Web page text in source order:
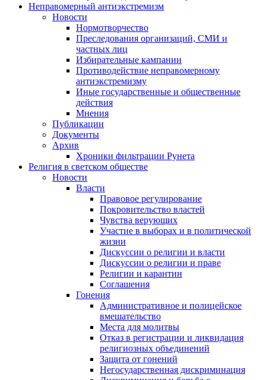
Неправомерный антиэкстремизм
Новости
Нормотворчество
Преследования организаций, СМИ и
частных лиц
Избирательные кампании
Противодействие неправомерному
антиэкстремизму
Иные государственные и общественные
действия
Мнения
Публикации
Документы
Архив
Хроники фильтрации Рунета
Религия в светском обществе
Новости
Власти
Правовое регулирование
Покровительство властей
Чувства верующих
Участие в выборах и в политической
жизни
Дискуссии о религии и власти
Дискуссии о религии и праве
Религии и карантин
Соглашения
Гонения
Административное и полицейское
вмешательство
Места для молитвы
Отказ в регистрации и ликвидация
религиозных объединений
Защита от гонений
Негосударственная дискриминация